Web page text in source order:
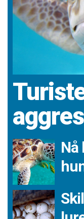
Nå